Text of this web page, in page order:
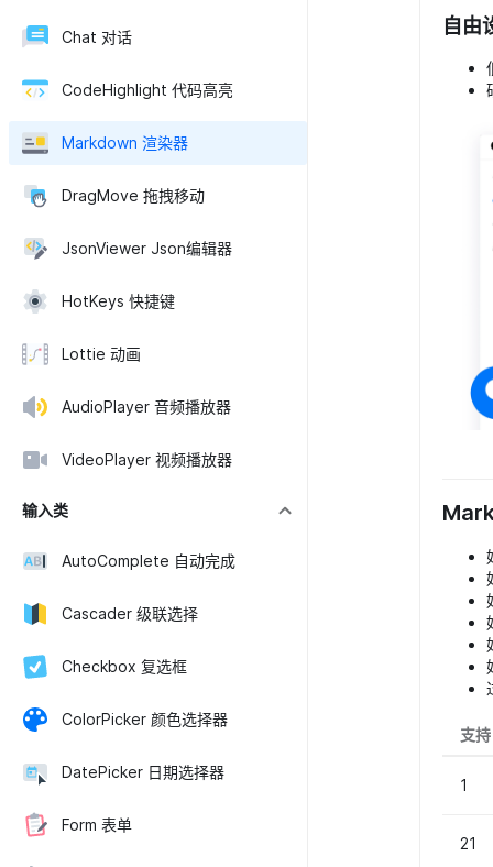
Chat 对话
CodeHighlight 代码高亮
Markdown 渲染器
DragMove 拖拽移动
JsonViewer Json编辑器
HotKeys 快捷键
Lottie 动画
AudioPlayer 音频播放器
VideoPlayer 视频播放器
输入类
AutoComplete 自动完成
Cascader 级联选择
Checkbox 复选框
ColorPicker 颜色选择器
DatePicker 日期选择器
Form 表单
自由
支持
1
21